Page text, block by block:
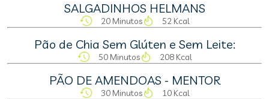
SALGADINHOS HELMANS
20 Minutos 52 Kcal
Pão de Chia Sem Glúten e Sem Leite:
50 Minutos 208 Kcal
PÃO DE AMENDOAS - MENTOR
30 Minutos 10 Kcal